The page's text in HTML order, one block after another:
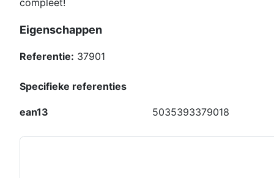
compleet!
Eigenschappen
Referentie: 37901
Specifieke referenties
ean13 5035393379018